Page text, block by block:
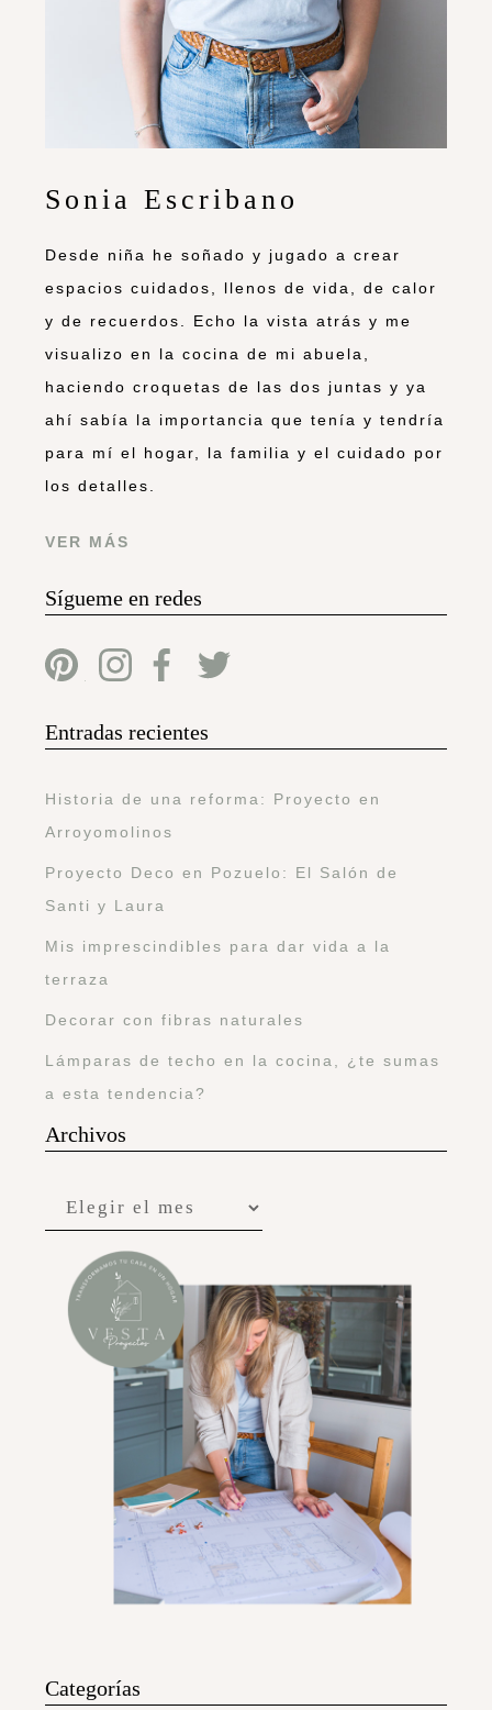
Sonia Escribano
Desde niña he soñado y jugado a crear
espacios cuidados, llenos de vida, de calor
y de recuerdos. Echo la vista atrás y me
visualizo en la cocina de mi abuela,
haciendo croquetas de las dos juntas y ya
ahí sabía la importancia que tenía y tendría
para mí el hogar, la familia y el cuidado por
los detalles.
VER MÁS
Sígueme en redes
Entradas recientes
Historia de una reforma: Proyecto en
Arroyomolinos
Proyecto Deco en Pozuelo: El Salón de
Santi y Laura
Mis imprescindibles para dar vida a la
terraza
Decorar con fibras naturales
Lámparas de techo en la cocina, ¿te sumas
a esta tendencia?
Archivos
Categorías